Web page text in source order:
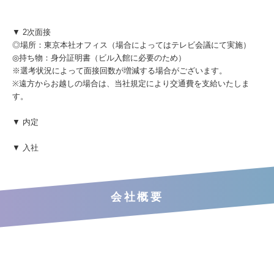
▼ 2次面接
◎場所：東京本社オフィス（場合によってはテレビ会議にて実施）
◎持ち物：身分証明書（ビル入館に必要のため）
※選考状況によって面接回数が増減する場合がございます。
※遠方からお越しの場合は、当社規定により交通費を支給いたしま
す。
▼ 内定
▼ 入社
会社概要